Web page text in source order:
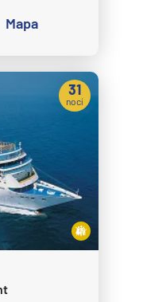
Mapa
31
nocí